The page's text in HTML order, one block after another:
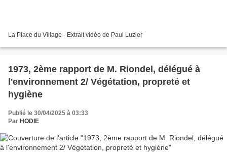
La Place du Village - Extrait vidéo de Paul Luzier
1973, 2ème rapport de M. Riondel, délégué à
l'environnement 2/ Végétation, propreté et
hygiène
Publié le 30/04/2025 à 03:33
Par HODIE